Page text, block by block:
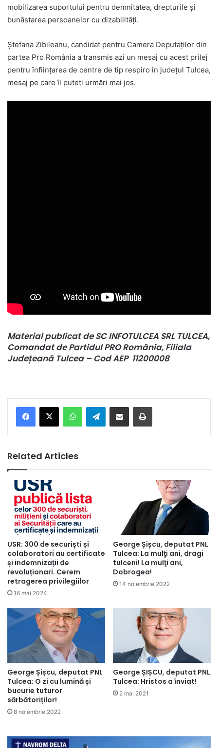
mobilizarea suportului pentru demnitatea, drepturile și
bunăstarea persoanelor cu dizabilități.
Ştefana Zibileanu, candidat pentru Camera Deputaţilor din
partea Pro România a transmis azi un mesaj cu acest prilej
pentru înfiinţarea de centre de tip respiro în judeţul Tulcea,
mesaj pe care îl puteţi urmări mai jos.
Material publicat de SC INFOTULCEA SRL TULCEA,
Comandat de Partidul PRO România, Filiala
Județeană Tulcea – Cod AEP 11200008
Telegram
Related Articles
USR: 300 de securiști și
colaboratori au certificate
și indemnizații de
revoluționari. Cerem
retragerea privilegiilor
16 mai 2024
George Șișcu, deputat PNL
Tulcea: La mulţi ani, dragi
tulceni! La mulţi ani,
Dobrogea!
14 noiembrie 2022
George Șișcu, deputat PNL
Tulcea: O zi cu lumină și
bucurie tuturor
sărbătoriților!
8 noiembrie 2022
George ȘIȘCU, deputat PNL
Tulcea: Hristos a înviat!
2 mai 2021